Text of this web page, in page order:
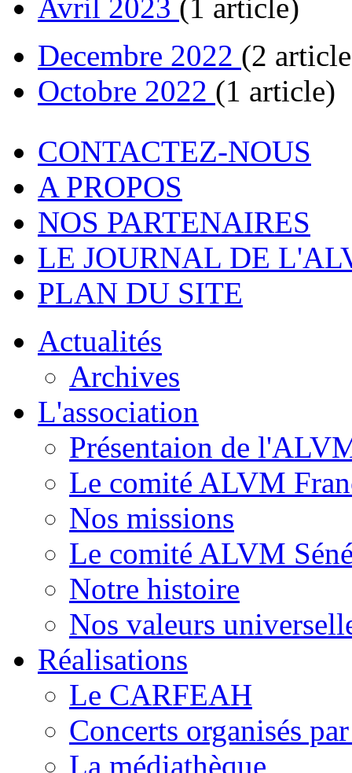
Avril 2023 (1 article)
Decembre 2022 (2
Octobre 2022 (1 article)
CONTACTEZ-NOUS
A PROPOS
NOS PARTENAIRES
LE JOURNAL DE
PLAN DU SITE
Actualités
Archives
L'association
Présentaion de
Le comité ALVM
Nos missions
Le comité ALVM
Notre histoire
Nos valeurs
Réalisations
Le CARFEAH
Concerts organisés
La médiathèque